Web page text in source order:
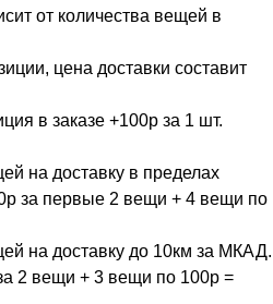
от количества вещей в
цена доставки составит
в заказе +100р за 1 шт.
на доставку в пределах
за первые 2 вещи + 4 вещи по
на доставку до 10км за МКАД.
2 вещи + 3 вещи по 100р =